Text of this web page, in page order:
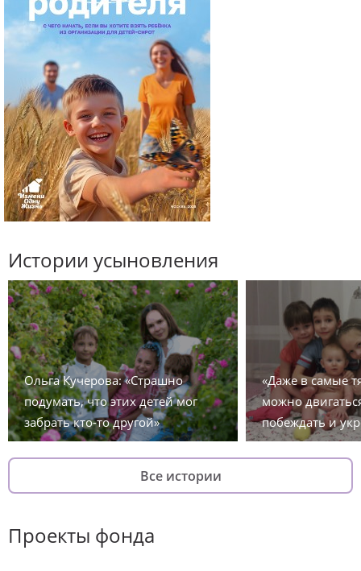
Истории усыновления
Ольга Кучерова: «Страшно
подумать, что этих детей мог
забрать кто-то другой»
«Даже в самые
можно
побеждать и
Все истории
Проекты фонда